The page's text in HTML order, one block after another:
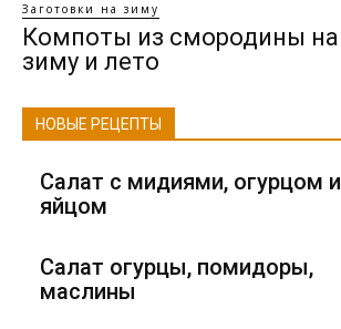
Заготовки на зиму
Компоты из смородины на
зиму и лето
НОВЫЕ РЕЦЕПТЫ
Салат с мидиями, огурцом и
яйцом
Салат огурцы, помидоры,
маслины